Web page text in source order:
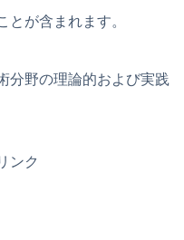
が含まれます。
分野の理論的および実践
ンク